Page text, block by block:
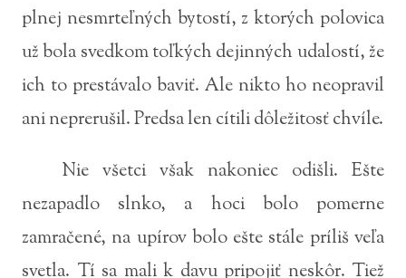
plnej nesmrteľných bytostí, z ktorých polovica
už bola svedkom toľkých dejinných udalostí, že
ich to prestávalo baviť. Ale nikto ho neopravil
ani neprerušil. Predsa len cítili dôležitosť chvíle.
Nie všetci však nakoniec odišli. Ešte
nezapadlo slnko, a hoci bolo pomerne
zamračené, na upírov bolo ešte stále príliš veľa
svetla. Tí sa mali k davu pripojiť neskôr. Tiež